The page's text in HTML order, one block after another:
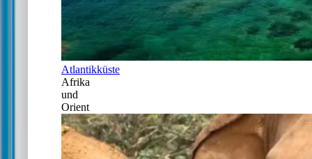
Atlantikküste
Afrika
und
Orient